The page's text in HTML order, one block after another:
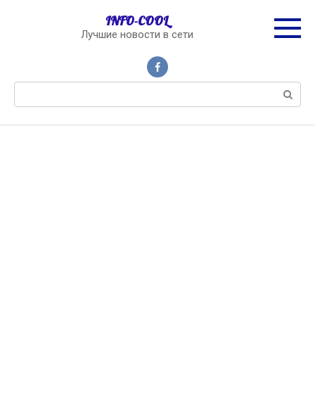
INFO-COOL
Лучшие новости в сети